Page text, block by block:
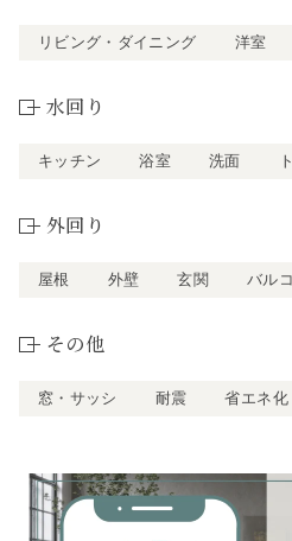
リビング・ダイニング 洋室
水回り
キッチン 浴室 洗面
外回り
屋根 外壁 玄関 バル
その他
窓・サッシ 耐震 省エネ化